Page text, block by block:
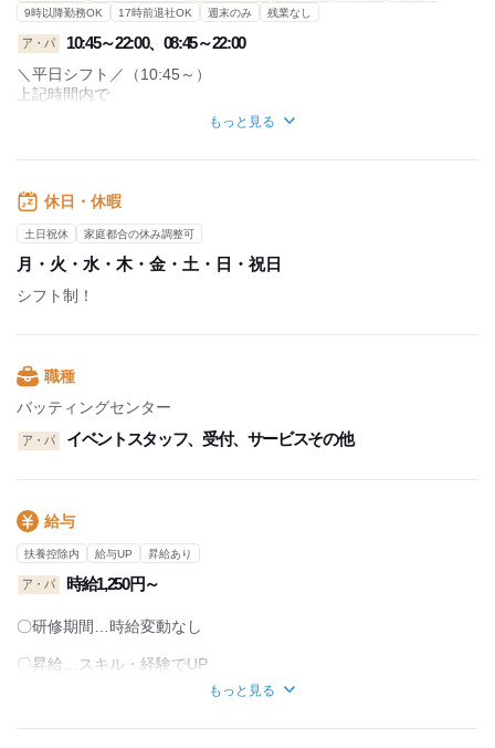
9時以降勤務OK
17時前退社OK 週末のみ 残業なし
ア・パ 10:45～22:00、08:45～22:00
＼平日シフト／（10:45～）
上記時間内で
予定も立てやすいですよ♪
＼土日祝日シフト／（8:45～）
上記時間内で
●週2日～Ok！
●1日4h～Ok！
土日出勤できる方歓迎！！
もっと見る
休日・休暇
土日祝休 家庭都合の休み調整可
月・火・水・木・金・土・日・祝日
シフト制！
職種
バッティングセンター
ア・パ イベントスタッフ、受付、サービスその他
給与
扶養控除内 給与UP 昇給あり
ア・パ 時給1,250円～
〇研修期間…時給変動なし
〇昇給…スキル・経験でUP
もっと見る